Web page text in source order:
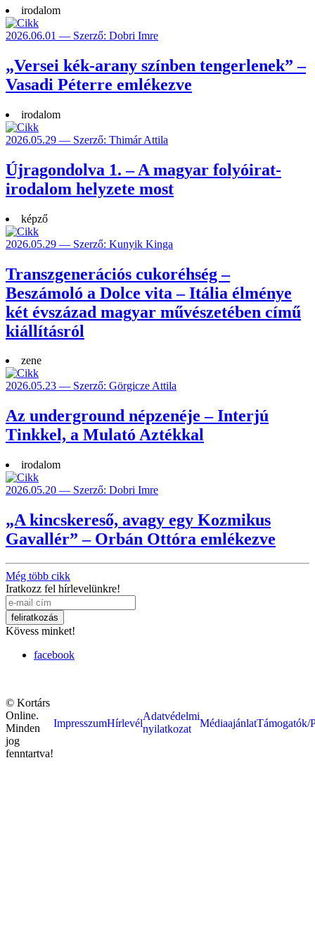
irodalom
2026.06.01 — Szerző: Dobri Imre
„Versei kék-arany színben tengerlenek” –
Vasadi Péterre emlékezve
irodalom
2026.05.29 — Szerző: Thimár Attila
Újragondolva 1. – A magyar folyóirat-
irodalom helyzete most
képző
2026.05.29 — Szerző: Kunyik Kinga
Transzgenerációs cukoréhség –
Beszámoló a Dolce vita – Itália élménye
két évszázad magyar művészetében című
kiállításról
zene
2026.05.23 — Szerző: Görgicze Attila
Az underground népzenéje – Interjú
Tinkkel, a Mulató Aztékkal
irodalom
2026.05.20 — Szerző: Dobri Imre
„A kincskereső, avagy egy Kozmikus
Gavallér” – Orbán Ottóra emlékezve
Még több cikk
Iratkozz fel hírlevelünkre!
Kövess minket!
facebook
© Kortárs
Online.
Minden
jog
fenntartva!
ImpresszumHírlevél
Adatvédelmi
nyilatkozat
MédiaajánlatTámogatók/